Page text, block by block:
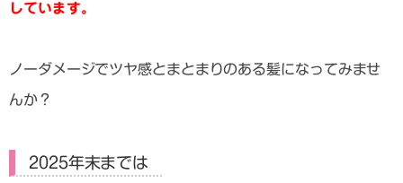
しています。
ノーダメージでツヤ感とまとまりのある髪になってみませ
んか？
2025年末までは